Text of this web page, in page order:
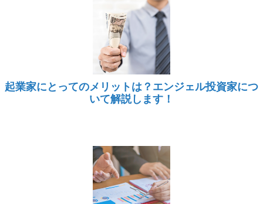
起業家にとってのメリットは？エンジェル投資家につ
いて解説します！